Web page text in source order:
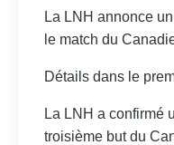
La LNH annonce
le match du
Détails dans le
La LNH a confirmé
troisième but du